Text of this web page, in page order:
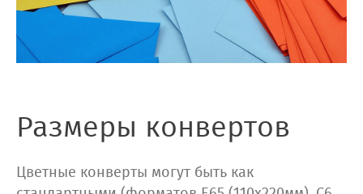
Размеры конвертов
Цветные конверты могут быть как